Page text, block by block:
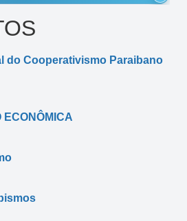
do Cooperativismo Paraibano
ECONÔMICA